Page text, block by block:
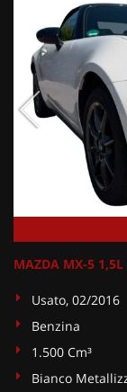
MAZDA MX-5
Usato, 02/2016
Benzina
1.500 Cm³
Bianco